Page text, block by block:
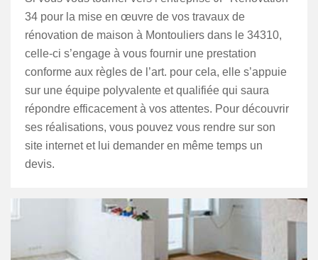
34 pour la mise en œuvre de vos travaux de
rénovation de maison à Montouliers dans le 34310,
celle-ci s’engage à vous fournir une prestation
conforme aux règles de l’art. pour cela, elle s’appuie
sur une équipe polyvalente et qualifiée qui saura
répondre efficacement à vos attentes. Pour découvrir
ses réalisations, vous pouvez vous rendre sur son
site internet et lui demander en même temps un
devis.